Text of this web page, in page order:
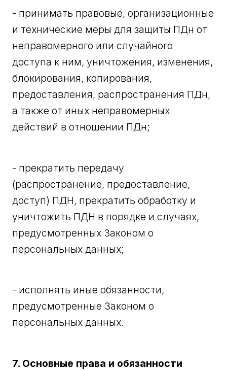
- принимать правовые, организационные
и технические меры для защиты ПДн от
неправомерного или случайного
доступа к ним, уничтожения, изменения,
блокирования, копирования,
предоставления, распространения ПДн,
а также от иных неправомерных
действий в отношении ПДн;
- прекратить передачу
(распространение, предоставление,
доступ) ПДН, прекратить обработку и
уничтожить ПДН в порядке и случаях,
предусмотренных Законом о
персональных данных;
- исполнять иные обязанности,
предусмотренные Законом о
персональных данных.
7. Основные права и обязанности